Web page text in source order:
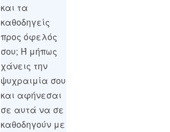
και τα
καθοδηγείς
προς όφελός
σου; Ή μήπως
χάνεις την
ψυχραιμία σου
και αφήνεσαι
σε αυτά να σε
καθοδηγούν με